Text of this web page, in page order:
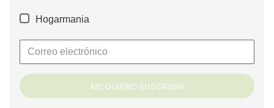
Hogarmania
ME QUIERO SUSCRIBIR